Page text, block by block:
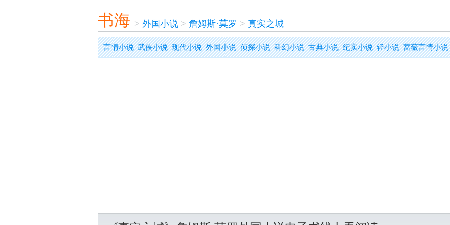
书海 > 外国小说> 詹姆斯·莫罗 > 真实之城
言情小说 武侠小说 现代小说 外国小说 侦探小说 科幻小说 古典小说 纪实小说 轻小说 蔷薇言情小说